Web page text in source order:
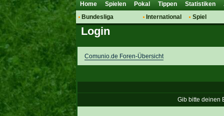
Home Spielen Pokal Tippen Statistiken
Bundesliga
Hot News
Spielanalyse
Vereinsdiskussion
International
Spiel
Login
Comunio.de Foren-Übersicht
Gib bitte deinen